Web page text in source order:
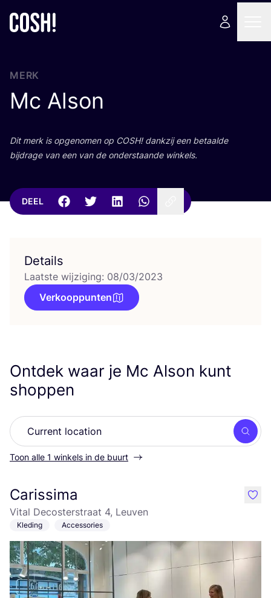
MERK
Mc Alson
Dit merk is opge­no­men op COSH! dank­zij een betaal­de
bij­dra­ge van een van de onder­staan­de winkels.
DEEL
Details
Laatste wijziging: 08/03/2023
Verkooppunten
Ontdek waar je Mc Alson kunt
shoppen
Zoek
Toon alle 1 winkels in de buurt
Carissima
Vital Decosterstraat 4, Leuven
Kleding Accessories
like